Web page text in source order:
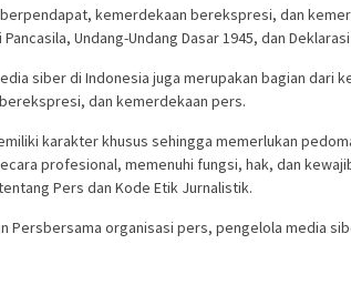
kemerdekaan berekspresi, dan
Undang-Undang Dasar 1945, dan
siber di Indonesia juga merupakan bagian dari
dan kemerdekaan pers.
karakter khusus sehingga memerlukan
profesional, memenuhi fungsi, hak, dan
Pers dan Kode Etik Jurnalistik.
Persbersama organisasi pers, pengelola media